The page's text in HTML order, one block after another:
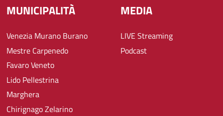
MUNICIPALITÀ
Venezia Murano Burano
Mestre Carpenedo
Favaro Veneto
Lido Pellestrina
Marghera
Chirignago Zelarino
MEDIA
LIVE Streaming
Podcast